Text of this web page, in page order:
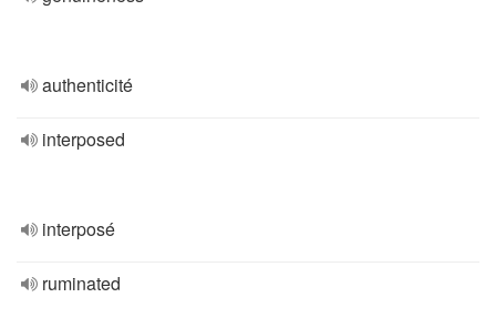
authenticité
interposed
interposé
ruminated